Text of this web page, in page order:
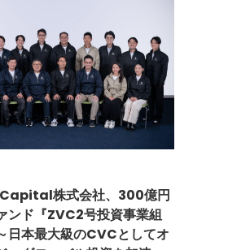
株式会社、300億円
ンド『ZVC2号投資事業組
日本最大級のCVCとしてオ